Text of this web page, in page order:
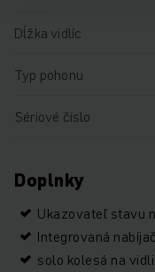
Dĺžka vidlíc
Typ pohonu
Sériové číslo
Doplnky
Ukazovateľ stavu
Integrovaná
solo kolesá na